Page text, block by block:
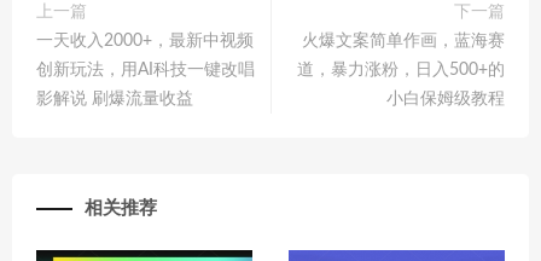
上一篇
一天收入2000+，最新中视频
创新玩法，用AI科技一键改唱
影解说 刷爆流量收益
下一篇
火爆文案简单作画，蓝海赛
道，暴力涨粉，日入500+的
小白保姆级教程
相关推荐